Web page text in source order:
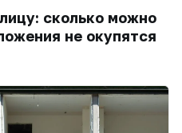
сколько можно
не окупятся